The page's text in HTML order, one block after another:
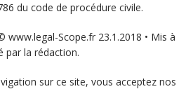
du code de procédure civile.
www.legal-Scope.fr 23.1.2018 • Mis à
par la rédaction.
sur ce site, vous acceptez nos